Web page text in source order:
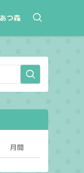
あつ森
月間